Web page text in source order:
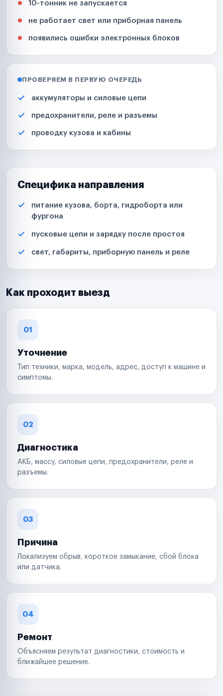
10-тонник не запускается
не работает свет или приборная панель
появились ошибки электронных блоков
ПРОВЕРЯЕМ В ПЕРВУЮ ОЧЕРЕДЬ
аккумуляторы и силовые цепи
предохранители, реле и разъемы
проводку кузова и кабины
Специфика направления
питание кузова, борта, гидроборта или
фургона
пусковые цепи и зарядку после простоя
свет, габариты, приборную панель и реле
Как проходит выезд
01
Уточнение
Тип техники, марка, модель, адрес, доступ к машине и
симптомы.
02
Диагностика
АКБ, массу, силовые цепи, предохранители, реле и
разъемы.
03
Причина
Локализуем обрыв, короткое замыкание, сбой блока
или датчика.
04
Ремонт
Объясняем результат диагностики, стоимость и
ближайшее решение.